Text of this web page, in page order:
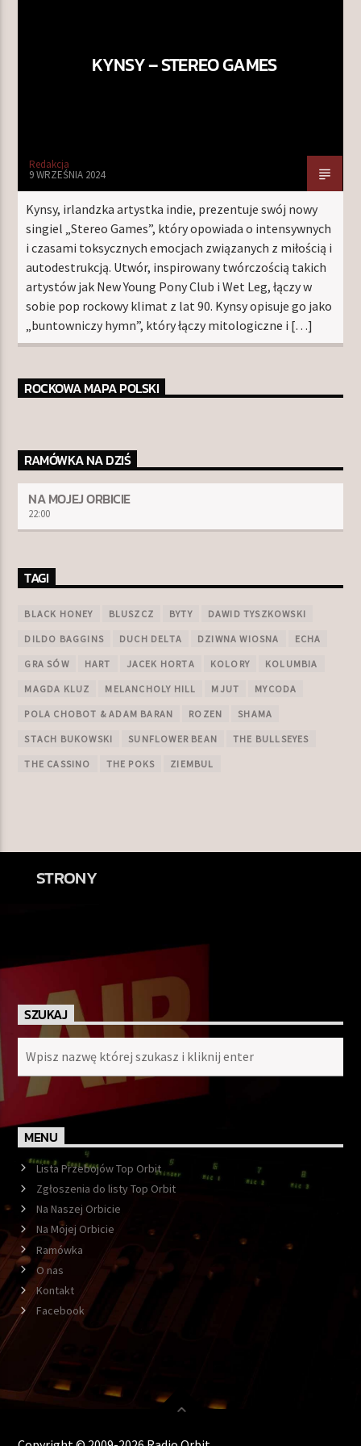
TERAZ W RAMÓWCE
NA MOJEJ ORBICIE
22:00 24:00
Radio Orbit
KYNSY – STEREO GAMES
Redakcja
9 WRZEŚNIA 2024
Kynsy, irlandzka artystka indie, prezentuje swój nowy
singiel „Stereo Games”, który opowiada o intensywnych
i czasami toksycznych emocjach związanych z miłością i
autodestrukcją. Utwór, inspirowany twórczością takich
artystów jak New Young Pony Club i Wet Leg, łączy w
sobie pop rockowy klimat z lat 90. Kynsy opisuje go jako
„buntowniczy hymn”, który łączy mitologiczne i […]
ROCKOWA MAPA POLSKI
RAMÓWKA NA DZIŚ
NA MOJEJ ORBICIE
22:00
TAGI
BLACK HONEY BLUSZCZ BYTY DAWID TYSZKOWSKI
DILDO BAGGINS DUCH DELTA DZIWNA WIOSNA ECHA
GRA SÓW HART JACEK HORTA KOLORY KOLUMBIA
MAGDA KLUZ MELANCHOLY HILL MJUT MYCODA
POLA CHOBOT & ADAM BARAN ROZEN SHAMA
STACH BUKOWSKI SUNFLOWER BEAN THE BULLSEYES
THE CASSINO THE POKS ZIEMBUL
STRONY
SZUKAJ
MENU
Lista Przebojów Top Orbit
Zgłoszenia do listy Top Orbit
Na Naszej Orbicie
Na Mojej Orbicie
Ramówka
O nas
Kontakt
Facebook